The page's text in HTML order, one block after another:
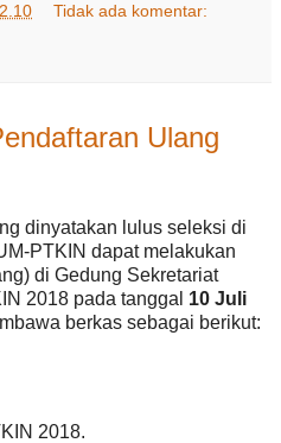
Tidak ada komentar:
Ulang
dinyatakan lulus seleksi di
PTKIN dapat melakukan
di Gedung Sekretariat
2018 pada tanggal 10 Juli
berkas sebagai berikut:
2018.